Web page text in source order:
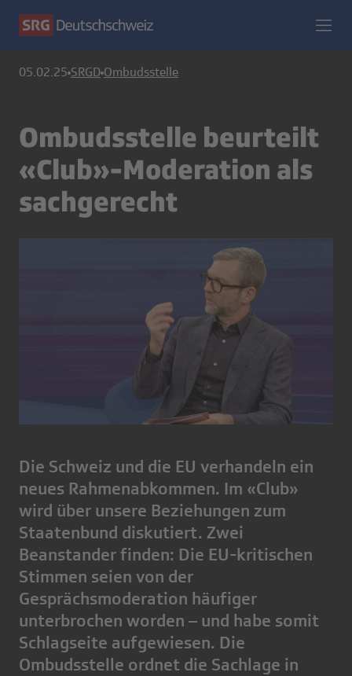
05.02.25 SRGD Ombudsstelle
Ombudsstelle beurteilt
«Club»-Moderation als
sachgerecht
Die Schweiz und die EU verhandeln ein
neues Rahmenabkommen. Im «Club»
wird über unsere Beziehungen zum
Staatenbund diskutiert. Zwei
Beanstander finden: Die EU-kritischen
Stimmen seien von der
Gesprächsmoderation häufiger
unterbrochen worden – und habe somit
Schlagseite aufgewiesen. Die
Ombudsstelle ordnet die Sachlage in